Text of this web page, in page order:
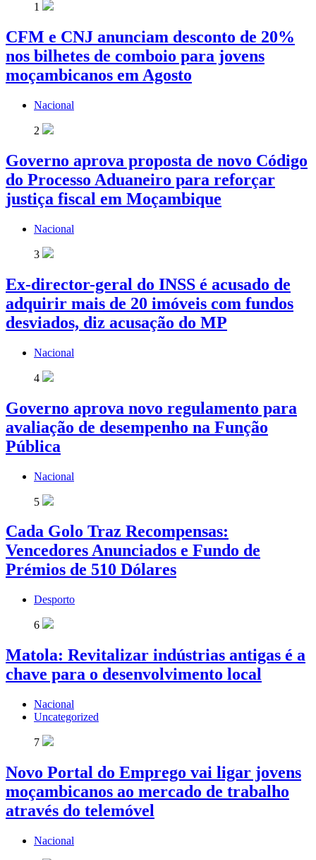
1
CFM e CNJ anunciam desconto de 20%
nos bilhetes de comboio para jovens
moçambicanos em Agosto
Nacional
2
Governo aprova proposta de novo Código
do Processo Aduaneiro para reforçar
justiça fiscal em Moçambique
Nacional
3
Ex-director-geral do INSS é acusado de
adquirir mais de 20 imóveis com fundos
desviados, diz acusação do MP
Nacional
4
Governo aprova novo regulamento para
avaliação de desempenho na Função
Pública
Nacional
5
Cada Golo Traz Recompensas:
Vencedores Anunciados e Fundo de
Prémios de 510 Dólares
Desporto
6
Matola: Revitalizar indústrias antigas é a
chave para o desenvolvimento local
Nacional
Uncategorized
7
Novo Portal do Emprego vai ligar jovens
moçambicanos ao mercado de trabalho
através do telemóvel
Nacional